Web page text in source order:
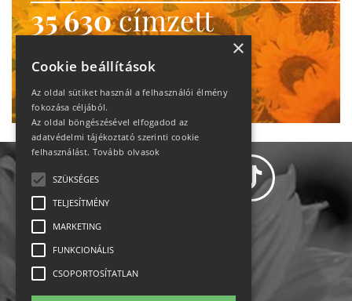
35 630címzett
heti motiváció
Ne maradj le!
Állásajánlatok
×
Cookie beállítások
Az oldal sütiket használ a felhasználói élmény
fokozása céljából.
Az oldal böngészésével elfogadod az
adatvédelmi tájékoztató szerinti cookie
felhasználást. Tovább olvasok
SZÜKSÉGES
TELJESÍTMÉNY
MARKETING
FUNKCIONÁLIS
CSOPORTOSÍTATLAN